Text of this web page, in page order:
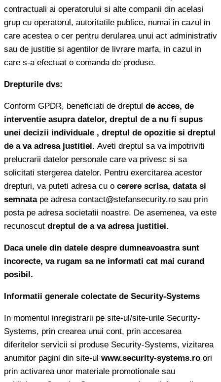
contractuali ai operatorului si alte companii din acelasi
grup cu operatorul, autoritatile publice, numai in cazul in
care acestea o cer pentru derularea unui act administrativ
sau de justitie si agentilor de livrare marfa, in cazul in
care s-a efectuat o comanda de produse.
Drepturile dvs:
Conform GPDR, beneficiati de dreptul de acces, de
interventie asupra datelor, dreptul de a nu fi supus
unei decizii individuale , dreptul de opozitie si dreptul
de a va adresa justitiei. Aveti dreptul sa va impotriviti
prelucrarii datelor personale care va privesc si sa
solicitati stergerea datelor. Pentru exercitarea acestor
drepturi, va puteti adresa cu o cerere scrisa, datata si
semnatape adresa contact@stefansecurity.ro sau prin
posta pe adresa societatii noastre. De asemenea, va este
recunoscut dreptul de a va adresa justitiei.
Daca unele din datele despre dumneavoastra sunt
incorecte, va rugam sa ne informati cat mai curand
posibil.
Informatii generale colectate de Security-Systems
In momentul inregistrarii pe site-ul/site-urile Security-
Systems, prin crearea unui cont, prin accesarea
diferitelor servicii si produse Security-Systems, vizitarea
anumitor pagini din site-ul www.security-systems.ro ori
prin activarea unor materiale promotionale sau